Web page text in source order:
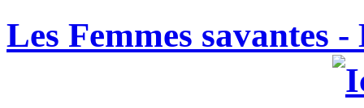
Les Femmes savantes